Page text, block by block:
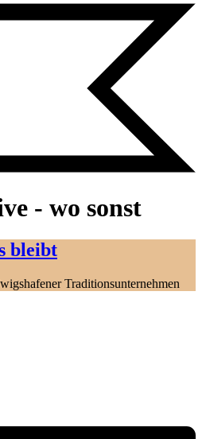
- wo sonst
bleibt
Traditionsunternehmen